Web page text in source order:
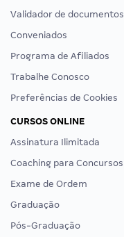
Validador de documentos
Conveniados
Programa de Afiliados
Trabalhe Conosco
Preferências de Cookies
CURSOS ONLINE
Assinatura Ilimitada
Coaching para Concursos
Exame de Ordem
Graduação
Pós-Graduação